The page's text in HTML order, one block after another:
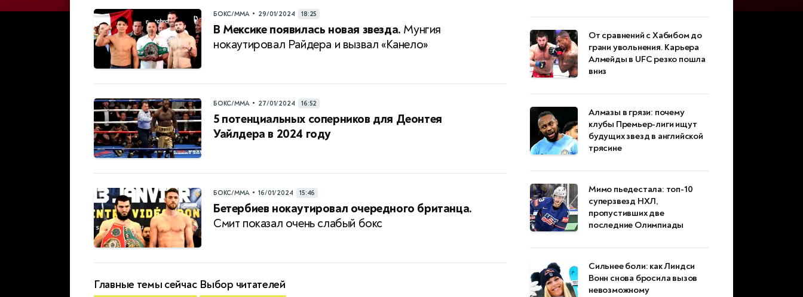
БОКС/ММА • 29/01/2024 18:25
В Мексике появилась новая звезда. Мунгия
нокаутировал Райдера и вызвал «Канело»
БОКС/ММА • 27/01/2024 16:52
5 потенциальных соперников для Деонтея
Уайлдера в 2024 году
БОКС/ММА • 16/01/2024 15:46
Бетербиев нокаутировал очередного британца.
Смит показал очень слабый бокс
Главные темы сейчас Выбор читателей
От сравнений с Хабибом до
грани увольнения. Карьера
Алмейды в UFC резко пошла
вниз
Алмазы в грязи: почему
клубы Премьер-лиги ищут
будущих звезд в английской
трясине
Мимо пьедестала: топ-10
суперзвезд НХЛ,
пропустивших две
последние Олимпиады
Сильнее боли: как Линдси
Вонн снова бросила вызов
невозможному